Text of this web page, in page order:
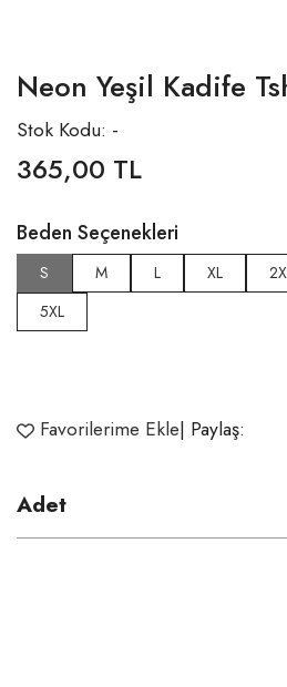
Neon Yeşil Kadife
Stok Kodu: -
365,00 TL
Beden Seçenekleri
S M L XL
5XL
Favorilerime Ekle| Paylaş:
Adet